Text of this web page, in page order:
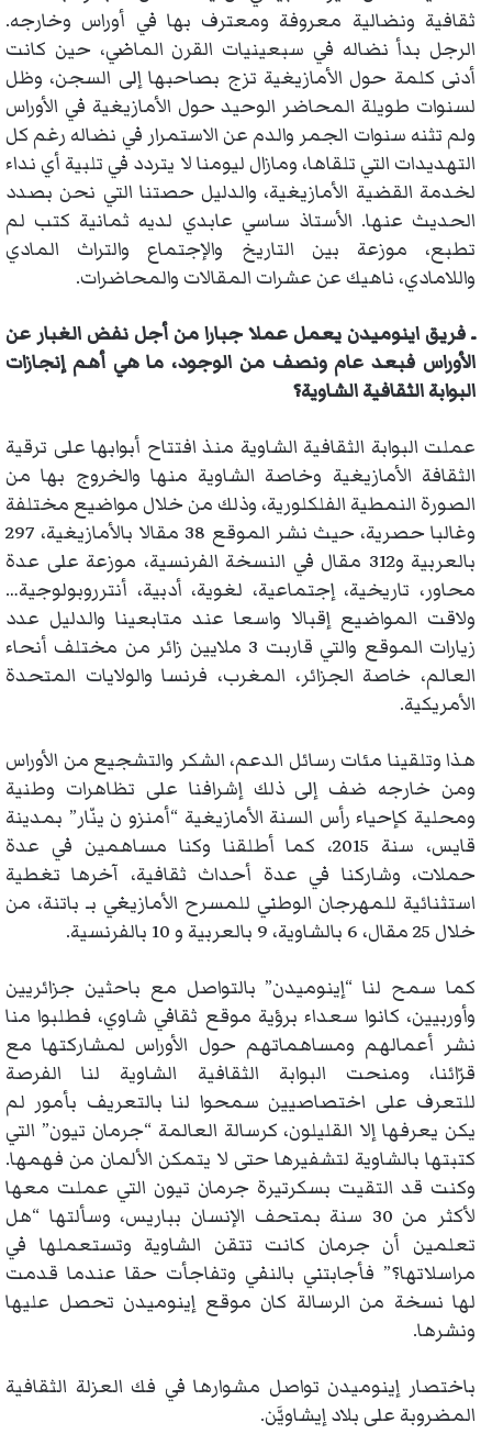
ثقافية ونضالية معروفة ومعترف بها في أوراس وخارجه.
الرجل بدأ نضاله في سبعينيات القرن الماضي، حين كانت
أدنى كلمة حول الأمازيغية تزج بصاحبها إلى السجن، وظل
لسنوات طويلة المحاضر الوحيد حول الأمازيغية في الأوراس
ولم تثنه سنوات الجمر والدم عن الاستمرار في نضاله رغم كل
التهديدات التي تلقاها، ومازال ليومنا لا يتردد في تلبية أي نداء
لخدمة القضية الأمازيغية، والدليل حصتنا التي نحن بصدد
الحديث عنها. الأستاذ ساسي عابدي لديه ثمانية كتب لم
تطبع، موزعة بين التاريخ والإجتماع والتراث المادي
واللامادي، ناهيك عن عشرات المقالات والمحاضرات.
ـ فريق اينوميدن يعمل عملا جبارا من أجل نفض الغبار عن
الأوراس فبعد عام ونصف من الوجود، ما هي أهم إنجازات
البوابة الثقافية الشاوية؟
عملت البوابة الثقافية الشاوية منذ افتتاح أبوابها على ترقية
الثقافة الأمازيغية وخاصة الشاوية منها والخروج بها من
الصورة النمطية الفلكلورية، وذلك من خلال مواضيع مختلفة
وغالبا حصرية، حيث نشر الموقع 38 مقالا بالأمازيغية، 297
بالعربية و312 مقال في النسخة الفرنسية، موزعة على عدة
محاور، تاريخية، إجتماعية، لغوية، أدبية، أنترروبولوجية…
ولاقت المواضيع إقبالا واسعا عند متابعينا والدليل عدد
زيارات الموقع والتي قاربت 3 ملايين زائر من مختلف أنحاء
العالم، خاصة الجزائر، المغرب، فرنسا والولايات المتحدة
الأمريكية.
هذا وتلقينا مئات رسائل الدعم، الشكر والتشجيع من الأوراس
ومن خارجه ضف إلى ذلك إشرافنا على تظاهرات وطنية
ومحلية كإحياء رأس السنة الأمازيغية “أمنزو ن ينّار” بمدينة
قايس، سنة 2015، كما أطلقنا وكنا مساهمين في عدة
حملات، وشاركنا في عدة أحداث ثقافية، آخرها تغطية
استثنائية للمهرجان الوطني للمسرح الأمازيغي بـ باتنة، من
خلال 25 مقال، 6 بالشاوية، 9 بالعربية و 10 بالفرنسية.
كما سمح لنا “إينوميدن” بالتواصل مع باحثين جزائريين
وأوربيين، كانوا سعداء برؤية موقع ثقافي شاوي، فطلبوا منا
نشر أعمالهم ومساهماتهم حول الأوراس لمشاركتها مع
قرّائنا، ومنحت البوابة الثقافية الشاوية لنا الفرصة
للتعرف على اختصاصيين سمحوا لنا بالتعريف بأمور لم
يكن يعرفها إلا القليلون، كرسالة العالمة “جرمان تيون” التي
كتبتها بالشاوية لتشفيرها حتى لا يتمكن الألمان من فهمها.
وكنت قد التقيت بسكرتيرة جرمان تيون التي عملت معها
لأكثر من 30 سنة بمتحف الإنسان بباريس، وسألتها “هل
تعلمين أن جرمان كانت تتقن الشاوية وتستعملها في
مراسلاتها؟” فأجابتني بالنفي وتفاجأت حقا عندما قدمت
لها نسخة من الرسالة كان موقع إينوميدن تحصل عليها
ونشرها.
باختصار إينوميدن تواصل مشوارها في فك العزلة الثقافية
المضروبة على بلاد إيشاويَّن.